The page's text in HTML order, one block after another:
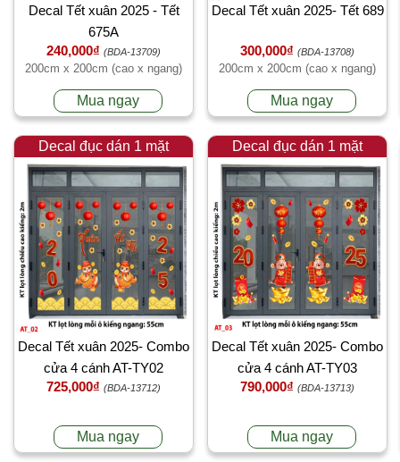
Decal Tết xuân 2025 - Tết
675A
240,000₫ (BDA-13709)
200cm x 200cm (cao x ngang)
Mua ngay
Decal Tết xuân 2025- Tết 689
300,000₫ (BDA-13708)
200cm x 200cm (cao x ngang)
Mua ngay
Decal đục dán 1 mặt
Decal Tết xuân 2025- Combo
cửa 4 cánh AT-TY02
725,000₫ (BDA-13712)
Mua ngay
Decal đục dán 1 mặt
Decal Tết xuân 2025- Combo
cửa 4 cánh AT-TY03
790,000₫ (BDA-13713)
Mua ngay